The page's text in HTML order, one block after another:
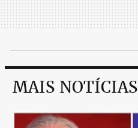
MAIS NOTÍCIAS